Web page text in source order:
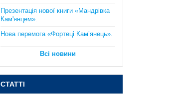
130 грн.
Презентація нової книги «Мандрівка
Кам'янцем».
Нова перемога «Фортеці Кам’янець».
Всі новини
СТАТТІ